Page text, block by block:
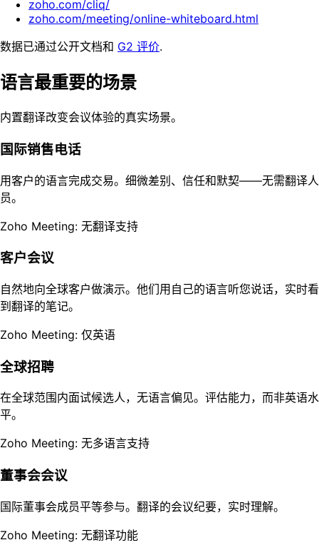
zoho.com/cliq/
zoho.com/meeting/online-whiteboard.html
数据已通过公开文档和 G2 评价.
语言最重要的场景
内置翻译改变会议体验的真实场景。
国际销售电话
用客户的语言完成交易。细微差别、信任和默契——无需翻译人
员。
Zoho Meeting: 无翻译支持
客户会议
自然地向全球客户做演示。他们用自己的语言听您说话，实时看
到翻译的笔记。
Zoho Meeting: 仅英语
全球招聘
在全球范围内面试候选人，无语言偏见。评估能力，而非英语水
平。
Zoho Meeting: 无多语言支持
董事会会议
国际董事会成员平等参与。翻译的会议纪要，实时理解。
Zoho Meeting: 无翻译功能